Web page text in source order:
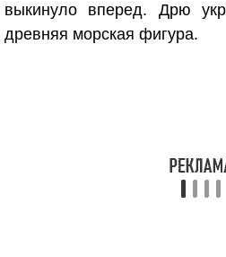
выкинуло вперед. Дрю
древняя морская фигура.